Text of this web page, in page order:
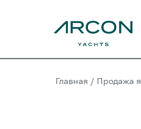
Главная / Продажа